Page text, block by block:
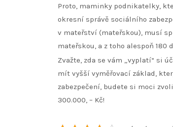
Proto, maminky podnikatelky,
okresní správě sociálního
v mateřství (mateřskou), musí
mateřskou, a z toho alespoň 180
Zvažte, zda se vám „vyplatí“ si
mít vyšší vyměřovací základ,
zabezpečení, budete si moci
300.000, – Kč!